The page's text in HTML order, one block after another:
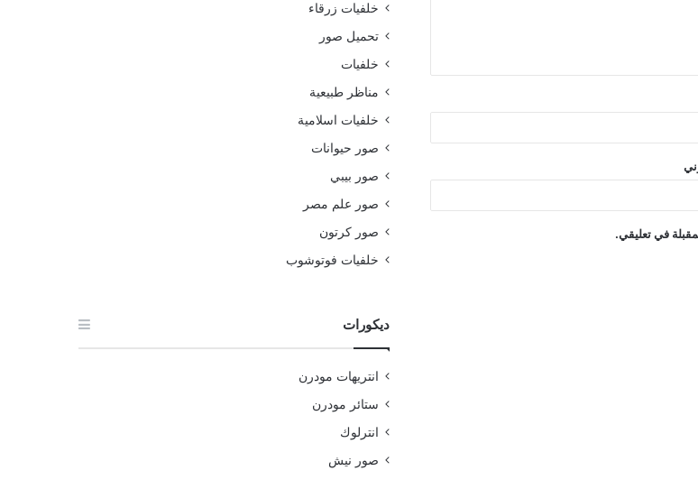
في تعليقي.
خلفيات زرقاء
تحميل صور
خلفيات
مناظر طبيعية
خلفيات اسلامية
صور حيوانات
صور بيبي
صور علم مصر
صور كرتون
خلفيات فوتوشوب
ديكورات
انتريهات مودرن
ستائر مودرن
انترلوك
صور نيش